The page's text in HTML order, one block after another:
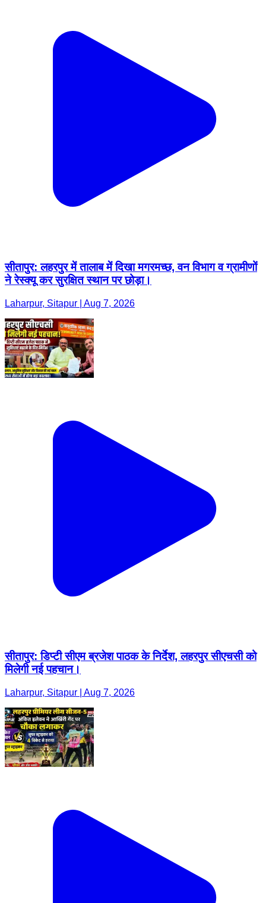
सीतापुर: लहरपुर में तालाब में दिखा मगरमच्छ, वन विभाग व ग्रामीणों
ने रेस्क्यू कर सुरक्षित स्थान पर छोड़ा।
Laharpur, Sitapur | Aug 7, 2026
सीतापुर: डिप्टी सीएम ब्रजेश पाठक के निर्देश, लहरपुर सीएचसी को
मिलेगी नई पहचान।
Laharpur, Sitapur | Aug 7, 2026